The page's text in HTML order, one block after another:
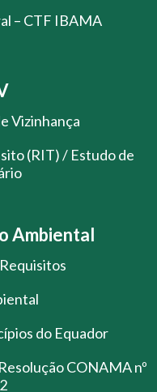
– CTF IBAMA
Vizinhança
(RIT) / Estudo de
Ambiental
do Equador
CONAMA nº